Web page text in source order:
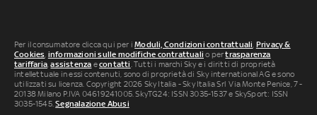
Per il consumatore clicca qui per iModuli, Condizioni contrattuali, Privacy &
Cookies, informazioni sulle modifiche contrattuali o pertrasparenza
tariffaria,assistenza econtatti. Tutti i marchi Sky e i diritti di proprietà
intellettuale in essi contenuti, sono di proprietà di Sky international AG e sono
utilizzati su licenza. Copyright 2026 Sky Italia - Sky Italia Srl Via Monte Penice, 7 -
20138 Milano P.IVA 04619241005. SkyTG24: ISSN 3035-1537 e SkySport: ISSN
3035-1545.Segnalazione Abusi